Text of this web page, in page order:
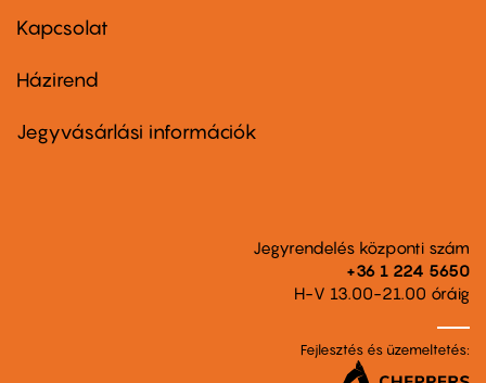
firstKapcsolat
Footer
second
Házirend
Jegyvásárlási információk
Jegyrendelés központi szám
+36 1 224 5650
H-V 13.00-21.00 óráig
Fejlesztés és üzemeltetés: